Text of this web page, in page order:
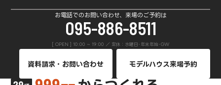
お電話でのお問い合わせ、来場のご予約は
095-886-8511
[ OPEN ] 10:00 ~ 19:00 ／ 定休：水曜日･年末年始･GW
資料請求・お問い合わせ モデルハウス来場予約